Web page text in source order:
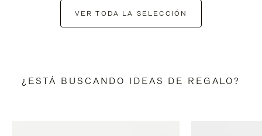
VER TODA LA SELECCIÓN
¿ESTÁ BUSCANDO IDEAS DE REGALO?